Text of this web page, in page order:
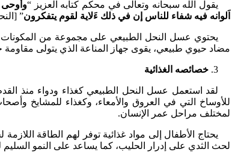
يقول الله سبحانه وتعالى في محكم كتابه العزيز “وأوحى
اَلوانه فيه شفاء للناس إن في ذلك ءَلاية لقوم يتفكرون” [النحل،
يحتوي عسل النحل الطبيعي على مجموعة من المكونات
مضاد حيوي طبيعي، يقوى جهاز المناعة الذي يتولى مقاومة
3. خصائصه الغذائية
لقد استعمل عسل النحل الطبيعي كغذاء ودواء منذ
للأوساخ التي في العروق والأمعاء، وكغذاء للمشايخ
لمختلف مراحل عمر الإنسان.
يحتاج الأطفال إلى مواد غذائية توفر لهم الطاقة
لحث الثدي على إدرار الحليب، كما يساعد على النمو